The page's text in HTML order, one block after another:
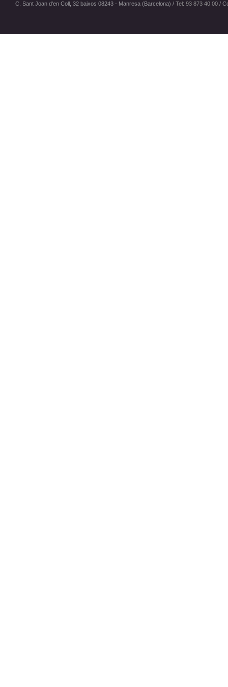
C. Sant Joan d'en Coll, 32 baixos 08243 - Manresa (Barcelona) / Tel: 93 873 40 00 /